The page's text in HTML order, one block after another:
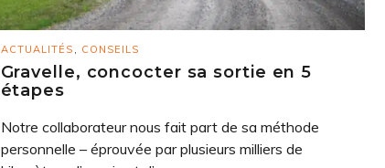
ACTUALITÉS , CONSEILS
Gravelle, concocter sa sortie en 5
étapes
Notre collaborateur nous fait part de sa méthode
personnelle – éprouvée par plusieurs milliers de